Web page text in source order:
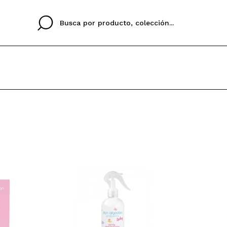
Al crear una cuenta
rápidamente, revisar